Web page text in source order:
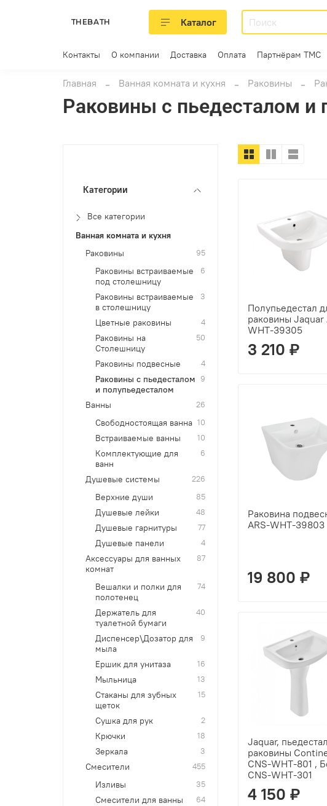
THEBATH Каталог
Контакты О компании Доставка Оплата Партнёрам ТМС
Главная Ванная комната и кухня Раковины
Раковины с пьедесталом и
Полупьедестал
раковины Jaquar
WHT-39305
3 210 ₽
Раковина
ARS-WHT-39803
19 800 ₽
Jaquar,
раковины
CNS-WHT-801 ,
CNS-WHT-301
4 150 ₽
Категории
Все категории
Ванная комната и кухня
Раковины
95
Раковины встраиваемые
под столешницу
6
Раковины встраиваемые
в столешницу
3
Цветные раковины 4
Раковины на
Столешницу
50
Раковины подвесные 4
Раковины с пьедесталом
и полупьедесталом
9
Ванны 26
Свободностоящая ванна 10
Встраиваемые ванны 10
Комплектующие для
ванн
6
Душевые системы 226
Верхние души 85
Душевые лейки 48
Душевые гарнитуры 77
Душевые панели 4
Аксессуары для ванных
комнат
87
Вешалки и полки для
полотенец
74
Держатель для
туалетной бумаги
40
Диспенсер\Дозатор для
мыла
9
Ершик для унитаза 16
Мыльница 13
Стаканы для зубных
щеток
15
Сушка для рук 2
Крючки 18
Зеркала 3
Смесители 455
Изливы 35
Смесители для ванны 64